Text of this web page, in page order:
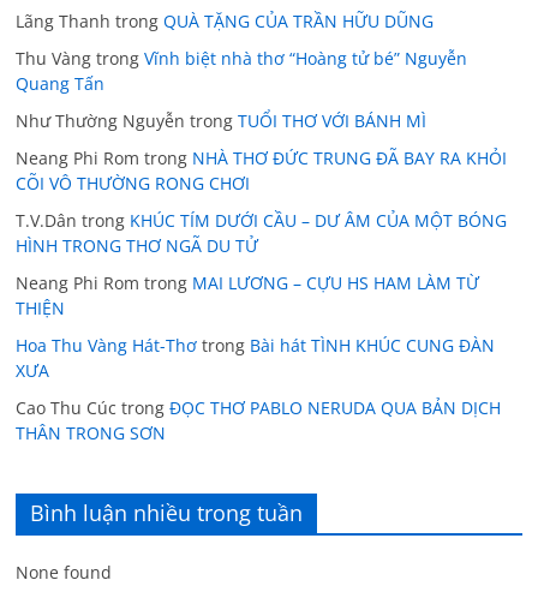
Lãng Thanh trongQUÀ TẶNG CỦA TRẦN HỮU DŨNG
Thu Vàng trongVĩnh biệt nhà thơ “Hoàng tử bé” Nguyễn
Quang Tấn
Như Thường Nguyễn trongTUỔI THƠ VỚI BÁNH MÌ
Neang Phi Rom trong NHÀ THƠ ĐỨC TRUNG ĐÃ BAY RA KHỎI
CÕI VÔ THƯỜNG RONG CHƠI
T.V.Dân trong KHÚC TÍM DƯỚI CẦU – DƯ ÂM CỦA MỘT BÓNG
HÌNH TRONG THƠ NGÃ DU TỬ
Neang Phi Rom trong MAI LƯƠNG – CỰU HS HAM LÀM TỪ
THIỆN
Hoa Thu Vàng Hát-Thơ trong Bài hát TÌNH KHÚC CUNG ĐÀN
XƯA
Cao Thu Cúc trongĐỌC THƠ PABLO NERUDA QUA BẢN DỊCH
THÂN TRONG SƠN
Bình luận nhiều trong tuần
None found